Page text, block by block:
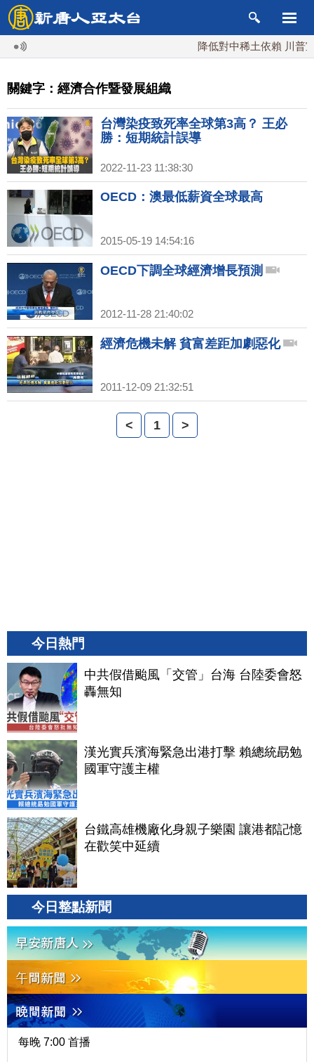
降低對中稀土依賴 川普宣
關鍵字：經濟合作暨發展組織
台灣染疫致死率全球第3高？ 王必
勝：短期統計誤導
2022-11-23 11:38:30
OECD：澳最低薪資全球最高
2015-05-19 14:54:16
OECD下調全球經濟增長預測
2012-11-28 21:40:02
經濟危機未解 貧富差距加劇惡化
2011-12-09 21:32:51
< 1 >
今日熱門
中共假借颱風「交管」台海 台陸委會怒
轟無知
漢光實兵濱海緊急出港打擊 賴總統勗勉
國軍守護主權
台鐵高雄機廠化身親子樂園 讓港都記憶
在歡笑中延續
今日整點新聞
每晚 7:00 首播